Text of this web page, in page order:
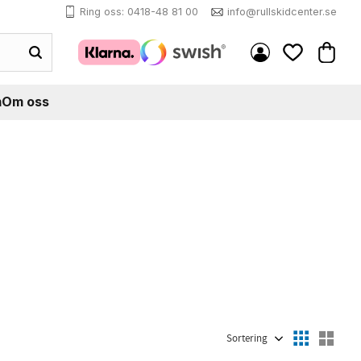
Ring oss: 0418-48 81 00 info@rullskidcenter.se
Om oss